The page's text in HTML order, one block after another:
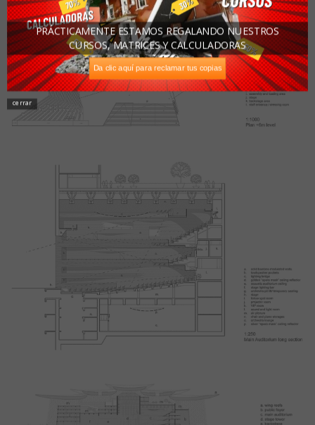
cerrar
Da clic aquí para reclamar tus copias
PRÁCTICAMENTE ESTAMOS REGALANDO NUESTROS
CURSOS, MATRICES Y CALCULADORAS